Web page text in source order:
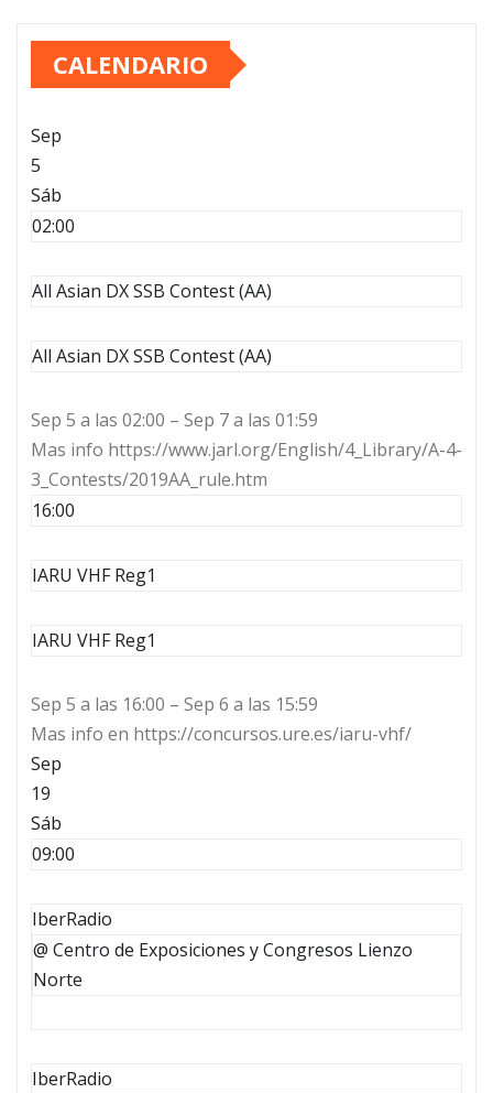
CALENDARIO
Sep
5
Sáb
02:00
All Asian DX SSB Contest (AA)
All Asian DX SSB Contest (AA)
Sep 5 a las 02:00 – Sep 7 a las 01:59
Mas info https://www.jarl.org/English/4_Library/A-4-
3_Contests/2019AA_rule.htm
16:00
IARU VHF Reg1
IARU VHF Reg1
Sep 5 a las 16:00 – Sep 6 a las 15:59
Mas info en https://concursos.ure.es/iaru-vhf/
Sep
19
Sáb
09:00
IberRadio
@ Centro de Exposiciones y Congresos Lienzo
Norte
IberRadio